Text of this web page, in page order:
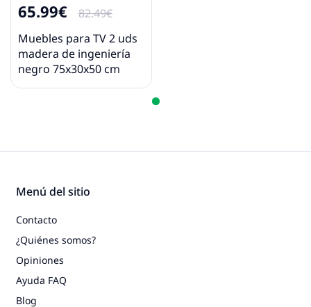
65.99€
82.49€
Muebles para TV 2 uds
madera de ingeniería
negro 75x30x50 cm
Menú del sitio
Contacto
¿Quiénes somos?
Opiniones
Ayuda FAQ
Blog